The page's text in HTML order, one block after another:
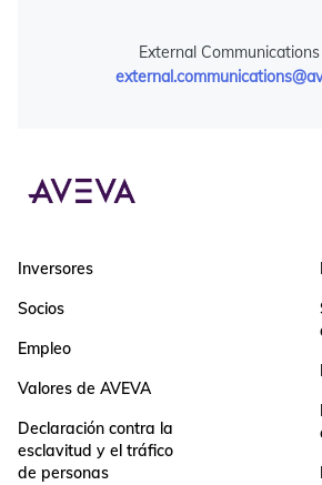
External
Inversores
Socios
Empleo
Valores de AVEVA
Declaración contra la
esclavitud y el tráfico
de personas